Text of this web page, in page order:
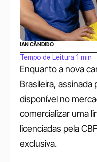
Enquanto a nova
Brasileira, assinada
disponível no
comercializar uma
licenciadas pela
exclusiva.
IAN CÂNDIDO
Tempo de Leitura 1 min